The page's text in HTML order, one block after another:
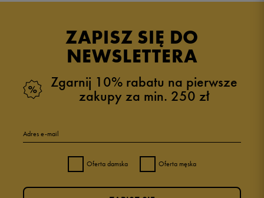
ZAPISZ SIĘ DO
NEWSLETTERA
Zgarnij 10% rabatu na pierwsze
zakupy za min. 250 zł
Adres e-mail
Oferta damska Oferta męska